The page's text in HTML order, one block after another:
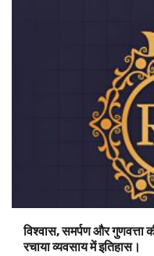
विश्वास, समर्पण और गुणवत्ता
रचाया व्यवसाय में इतिहास।